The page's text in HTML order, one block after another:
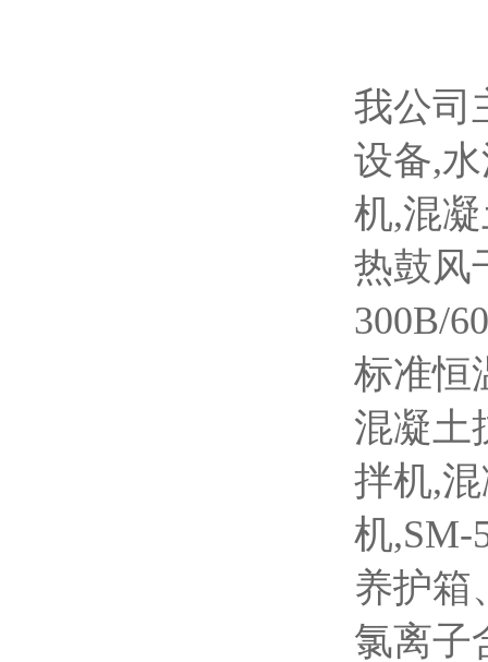
我公司
设备,
机,混
热鼓风
300B/
标准恒
混凝土
拌机,
机,SM-
养护箱
氯离子